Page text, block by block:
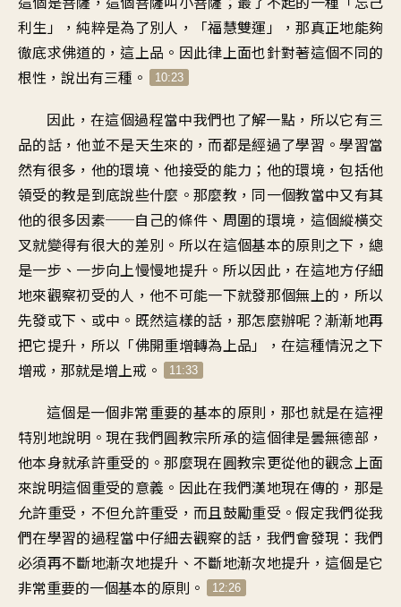
利生」，純粹是為了別人，「福慧雙運」，那真正地能夠
徹底求佛道的，這上品。因此律上面也針對著這個不同的
根性，說出有三種。
10:23
因此，在這個過程當中我們也了解一點，所以它有三
品的話，他並不是天生來的，而都是經過了學習。學習當
然有很多，他的環境、他接受的能力；他的環境，包括他
領受的教是到底說些什麼。那麼教，同一個教當中又有其
他的很多因素──自己的條件、周圍的環境，這個縱橫交
叉就變得有很大的差別。所以在這個基本的原則之下，總
是一步、一步向上慢慢地提升。所以因此，在這地方仔細
地來觀察初受的人，他不可能一下就發那個無上的，所以
先發或下、或中。既然這樣的話，那怎麼辦呢？漸漸地再
把它提升，所以「佛開重增轉為上品」，在這種情況之下
增戒，那就是增上戒。
11:33
這個是一個非常重要的基本的原則，那也就是在這裡
特別地說明。現在我們圓教宗所承的這個律是曇無德部，
他本身就承許重受的。那麼現在圓教宗更從他的觀念上面
來說明這個重受的意義。因此在我們漢地現在傳的，那是
允許重受，不但允許重受，而且鼓勵重受。假定我們從我
們在學習的過程當中仔細去觀察的話，我們會發現：我們
必須再不斷地漸次地提升、不斷地漸次地提升，這個是它
非常重要的一個基本的原則。
12:26